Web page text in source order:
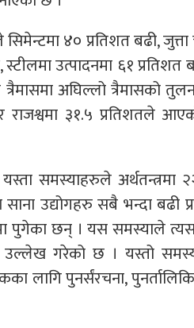
४० प्रतिशत बढी,
स्टीलमा उत्पादनमा ६१
त्रैमासमा अघिल्लो त्रैमासको
राजश्वमा ३१.५
समस्याहरुले अर्थतन्त्रमा
उद्योगहरु सबै भन्दा बढी
पुगेका छन् । यस समस्याले
गरेको छ । यस्तो
लागि पुनर्संरचना,